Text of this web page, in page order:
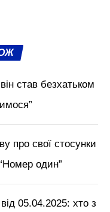
став безхатьком
про свої стосунки
один”
05.04.2025: хто з